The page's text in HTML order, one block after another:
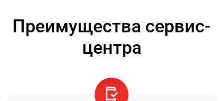
Преимущества сервис-
центра